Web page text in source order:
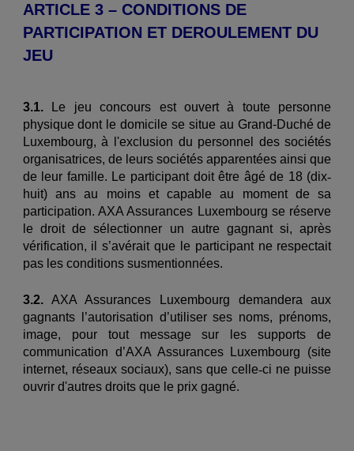
ARTICLE 3 – CONDITIONS DE
PARTICIPATION ET DEROULEMENT DU
JEU
3.1.
Le jeu concours est ouvert à toute personne
physique dont le domicile se situe au Grand-Duché de
Luxembourg, à l'exclusion du personnel des sociétés
organisatrices, de leurs sociétés apparentées ainsi que
de leur famille. Le participant doit être âgé de 18 (dix‐
huit) ans au moins et capable au moment de sa
participation. AXA Assurances Luxembourg se réserve
le droit de sélectionner un autre gagnant si, après
vérification, il s’avérait que le participant ne respectait
pas les conditions susmentionnées.
3.2.AXA Assurances Luxembourg demandera aux
gagnants l’autorisation d’utiliser ses noms, prénoms,
image, pour tout message sur les supports de
communication d’AXA Assurances Luxembourg (site
internet, réseaux sociaux), sans que celle‐ci ne puisse
ouvrir d'autres droits que le prix gagné.